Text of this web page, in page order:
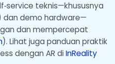
teknis—khususnya
dan demo hardware—
dan mempercepat
). Lihat juga panduan praktik
dengan AR di InReality